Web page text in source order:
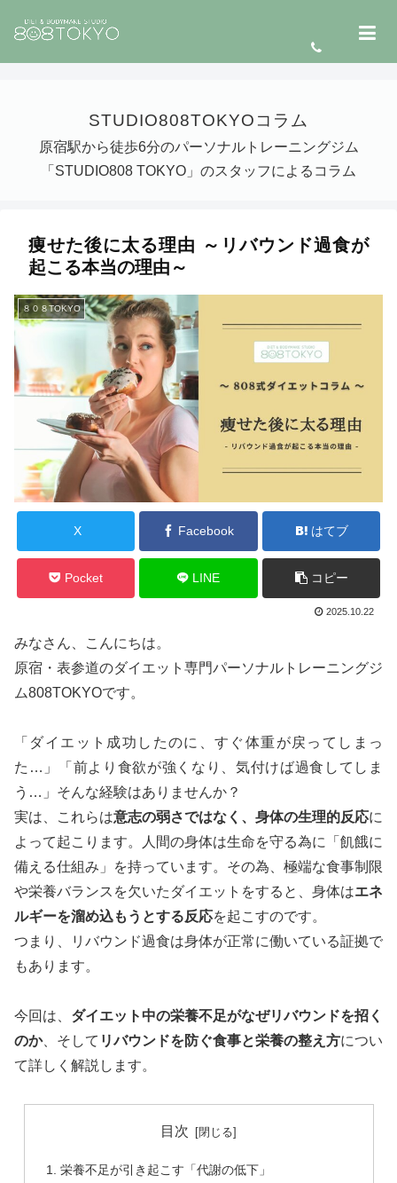
STUDIO808TOKYOコラム
原宿駅から徒歩6分のパーソナルトレーニングジム
「STUDIO808 TOKYO」のスタッフによるコラム
痩せた後に太る理由 ～リバウンド過食が
起こる本当の理由～
８０８TOKYO
X Facebook はてブ
Pocket LINE コピー
2025.10.22
みなさん、こんにちは。
原宿・表参道のダイエット専門パーソナルトレーニングジ
ム808TOKYOです。
「ダイエット成功したのに、すぐ体重が戻ってしまっ
た…」「前より食欲が強くなり、気付けば過食してしま
う…」そんな経験はありませんか？
実は、これらは意志の弱さではなく、身体の生理的反応に
よって起こります。人間の身体は生命を守る為に「飢餓に
備える仕組み」を持っています。その為、極端な食事制限
や栄養バランスを欠いたダイエットをすると、身体はエネ
ルギーを溜め込もうとする反応を起こすのです。
つまり、リバウンド過食は身体が正常に働いている証拠で
もあります。
今回は、 ダイエット中の栄養不足がなぜリバウンドを招く
のか、そして リバウンドを防ぐ食事と栄養の整え方につい
て詳しく解説します。
目次
栄養不足が引き起こす「代謝の低下」